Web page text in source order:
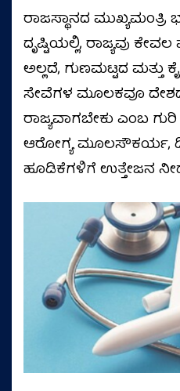
ರಾಜಸ್ಥಾನದ
ದೃಷ್ಟಿಯಲ್ಲಿ, ರಾಜ್ಯವು
ಅಲ್ಲದೆ, ಗುಣಮಟ್ಟದ ಮತ್ತು
ಸೇವೆಗಳ ಮೂಲಕವೂ
ರಾಜ್ಯವಾಗಬೇಕು ಎಂಬ
ಆರೋಗ್ಯ ಮೂಲಸೌಕರ್ಯ,
ಹೂಡಿಕೆಗಳಿಗೆ ಉತ್ತೇಜನ